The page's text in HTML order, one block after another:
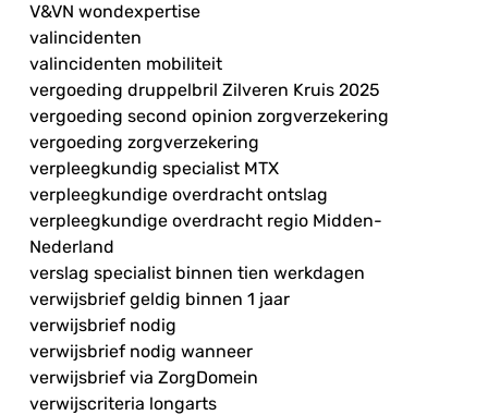
V&VN wondexpertise
valincidenten
valincidenten mobiliteit
vergoeding druppelbril Zilveren Kruis 2025
vergoeding second opinion zorgverzekering
vergoeding zorgverzekering
verpleegkundig specialist MTX
verpleegkundige overdracht ontslag
verpleegkundige overdracht regio Midden-
Nederland
verslag specialist binnen tien werkdagen
verwijsbrief geldig binnen 1 jaar
verwijsbrief nodig
verwijsbrief nodig wanneer
verwijsbrief via ZorgDomein
verwijscriteria longarts